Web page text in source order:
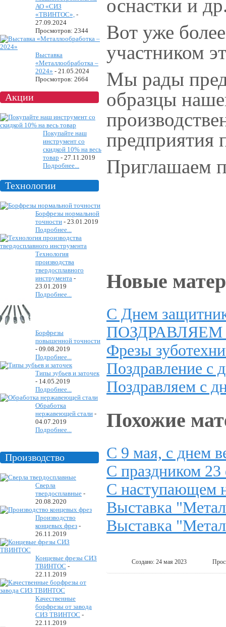
АО «СИЗ
«ТВИНТОС», -
27.09.2024
Просмотров: 2344
Выставка
«Металлообработка –
2024» - 21.05.2024
Просмотров: 2664
Акции
Покупайте наш
инструмент со
скидкой 10% на весь
товар - 27.11.2019
Подробнее...
Технологии
Борфрезы нормальной
точности - 23.01.2019
Подробнее...
Технология
производства
твердосплавного
инструмента -
23.01.2019
Подробнее...
Борфрезы
повышенной точности
- 09.08.2019
Подробнее...
Типы зубьев и заточек
- 14.05.2019
Подробнее...
Обработка
нержавеющей стали -
04.07.2019
Подробнее...
Производство
Сверла
твердосплавные -
20.08.2020
Производство
концевых фрез -
26.11.2019
Концевые фрезы СИЗ
ТВИНТОС -
22.11.2019
Качественные
борфрезы от завода
СИЗ ТВИНТОС -
22.11.2019
оснастки и
Вот уже
участником
Мы рады
образцы
предприятия
Приглашаем
Новые
С Днем
Фрезы
Поздравление с
Поздравляем с
Похожие
С 9 мая, с днем
С праздником
С наступающем
Выставка
Выставка
Создано: 24 мая 2023